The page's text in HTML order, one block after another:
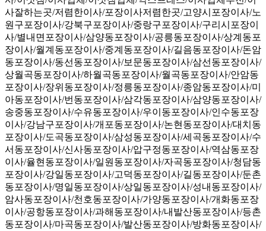
사잘하는곳/저렴한이사/포장이사저렴한곳/고양시포장이사/노
원구포장이사/강북구포장이사/중랑구포장이사/구리시포장이
사/별내면포장이사/삼양동포장이사/공릉동포장이사/상계동포
장이사/월계동포장이사/중계동포장이사/길음동포장이사/돈암
동포장이사/동선동포장이사/보문동포장이사/삼선동포장이사/
상월곡동포장이사/하월곡동포장이사/월곡동포장이사/안암동
포장이사/장위동포장이사/정릉동포장이사/종암동포장이사/미
아동포장이사/번동포장이사/삼각동포장이사/삼양동포장이사/
송중동포장이사/수유동포장이사/우이동포장이사/인수동포장
이사/강남구포장이사/개포동포장이사/논현동포장이사/대치동
포장이사/도곡동포장이사/삼성동포장이사/세곡동포장이사/수
서동포장이사/신사동포장이사/압구정동포장이사/역삼동포장
이사/율현동포장이사/일원동포장이사/자곡동포장이사/청담동
포장이사/강일동포장이사/고덕동포장이사/길동포장이사/둔촌
동포장이사/명일동포장이사/상일동포장이사/성내동포장이사/
암사동포장이사/천호동포장이사/가양동포장이사/개화동포장
이사/공항동포장이사/과해동포장이사/내발산동포장이사/등촌
동포장이사/마곡동포장이사/발산동포장이사/방화동포장이사/